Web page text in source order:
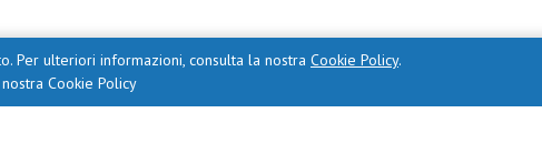
Regionale per la Lombardia Ufficio IV Ambito
Per ulteriori informazioni, consulta la nostra Cookie Policy.
Cookie Policy